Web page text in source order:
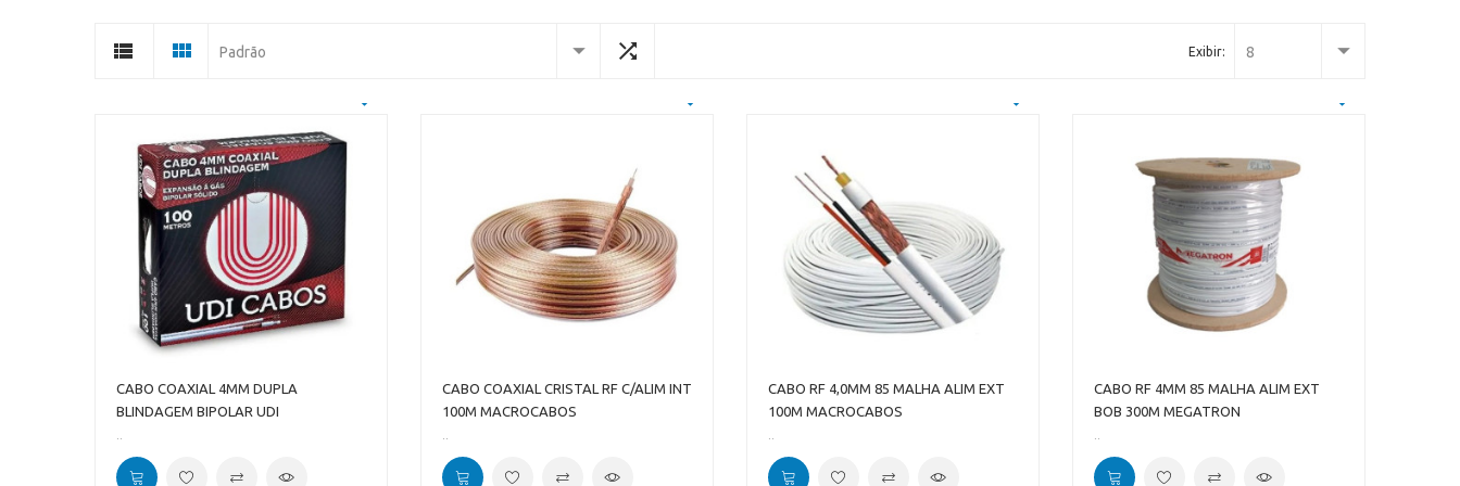
Padrão Exibir: 8
CABO COAXIAL 4MM DUPLA
BLINDAGEM BIPOLAR UDI
CABO COAXIAL CRISTAL RF C/ALIM INT
100M MACROCABOS
CABO RF 4,0MM 85 MALHA ALIM EXT
100M MACROCABOS
CABO RF 4MM 85 MALHA ALIM EXT
BOB 300M MEGATRON